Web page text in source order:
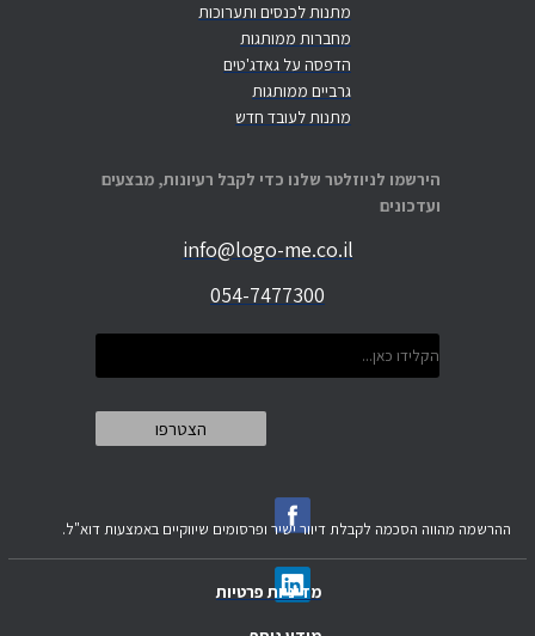
מתנות לכנסים ותערוכות
מחברות ממותגות
הדפסה על גאדג'טים
גרביים ממותגות
מתנות לעובד חדש
הירשמו לניוזלטר שלנו כדי לקבל רעיונות, מבצעים
ועדכונים
info@logo-me.co.il
054-7477300
מדיניות פרטיות
ההרשמה מהווה הסכמה לקבלת דיוור ישיר ופרסומים שיווקיים באמצעות דוא"ל.